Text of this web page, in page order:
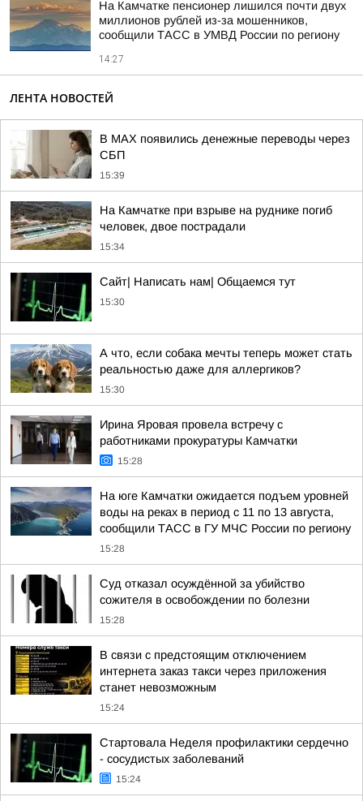
На Камчатке пенсионер лишился почти двух
миллионов рублей из-за мошенников,
сообщили ТАСС в УМВД России по региону
14:27
ЛЕНТА НОВОСТЕЙ
В МАХ появились денежные переводы через
СБП
15:39
На Камчатке при взрыве на руднике погиб
человек, двое пострадали
15:34
Сайт| Написать нам| Общаемся тут
15:30
А что, если собака мечты теперь может стать
реальностью даже для аллергиков?
15:30
Ирина Яровая провела встречу с
работниками прокуратуры Камчатки
15:28
На юге Камчатки ожидается подъем уровней
воды на реках в период с 11 по 13 августа,
сообщили ТАСС в ГУ МЧС России по региону
15:28
Суд отказал осуждённой за убийство
сожителя в освобождении по болезни
15:28
В связи с предстоящим отключением
интернета заказ такси через приложения
станет невозможным
15:24
Стартовала Неделя профилактики сердечно
- сосудистых заболеваний
15:24